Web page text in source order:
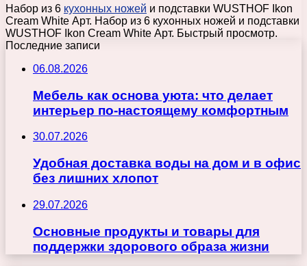
Набор из 6 кухонных ножей и подставки WUSTHOF Ikon
Cream White Арт. Набор из 6 кухонных ножей и подставки
WUSTHOF Ikon Cream White Арт. Быстрый просмотр.
Последние записи
06.08.2026
Мебель как основа уюта: что делает
интерьер по-настоящему комфортным
30.07.2026
Удобная доставка воды на дом и в офис
без лишних хлопот
29.07.2026
Основные продукты и товары для
поддержки здорового образа жизни